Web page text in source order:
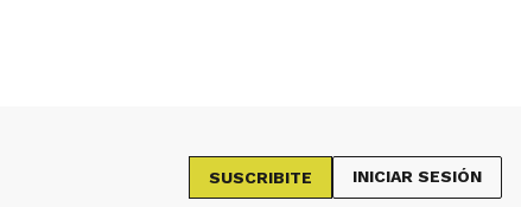
SUSCRIBITE INICIAR SESIÓN